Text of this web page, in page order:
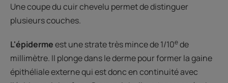
Une coupe du cuir chevelu permet de distinguer
plusieurs couches.
L'épidermeest une strate très mince de 1/10ede
millimètre. Il plonge dans le derme pour former la gaine
épithéliale externe qui est donc en continuité avec